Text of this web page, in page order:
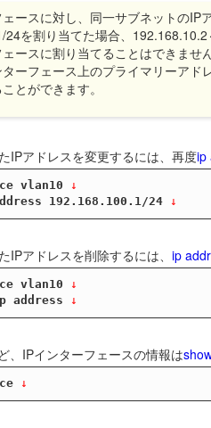
ースに対し、同一サブネットの
24を割り当てた場合、
ースに割り当てることはできませ
ーフェース上のプライマリーア
とができます。
IPアドレスを変更するには、再度ip
vlan10 ↓
192.168.100.1/24 ↓
アドレスを削除するには、 ip
vlan10 ↓
address ↓
、IPインターフェースの情報は
↓